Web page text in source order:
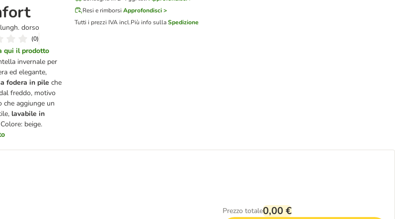
dorso
(0)
qui il prodotto
invernale per
ed elegante,
fodera in pileche
freddo, motivo
che aggiunge un
lavabile in
beige.
Resi e rimborsi Approfondisci >
Tutti i prezzi IVA incl.Più info sullaSpedizione
Prezzo totale0,00 €